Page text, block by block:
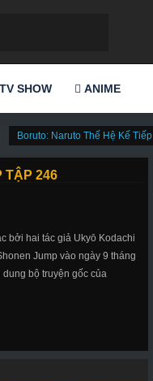
TV SHOW ANIME
Boruto: Naruto Thế Hệ Kế Tiếp
TẬP 246
bởi hai tác giả Ukyō Kodachi
Jump vào ngày 9 tháng
bộ truyện gốc của